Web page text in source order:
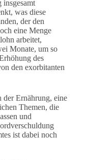
insgesamt
was diese
der den
eine Menge
arbeitet,
Monate, um so
des
den exorbitanten
Ernährung, eine
Themen, die
und
ist dabei noch